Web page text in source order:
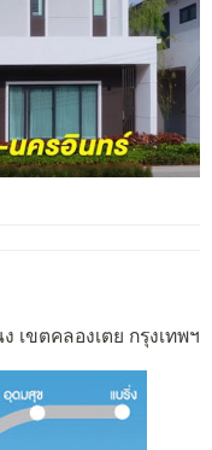
เขตคลองเตย กรุงเทพฯ